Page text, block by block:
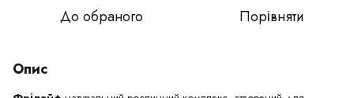
До обраного Порівняти
Опис